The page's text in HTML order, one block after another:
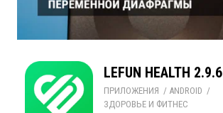
LEFUN HEALTH 2.9.6
ПРИЛОЖЕНИЯ / ANDROID /
ЗДОРОВЬЕ И ФИТНЕС